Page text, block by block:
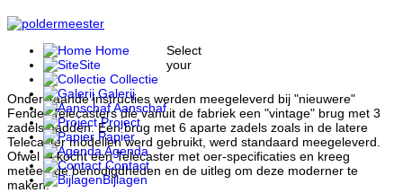
Home
Site
Collectie
Galerij
Aanschaf
Project
Papier
Agenda
Contact
Bijlagen
Select
your
Onderstaande instructies werden meegeleverd bij "nieuwere"
Fender Telecasters die vanuit de fabriek een "vintage" brug met 3
zadels hadden. Een brug met 6 aparte zadels zoals in de latere
Telecaster modellen werd gebruikt, werd standaard meegeleverd.
Ofwel je kocht een Telecaster met oer-specificaties en kreeg
meteen de benodigdheden en de uitleg om deze moderner te
maken.